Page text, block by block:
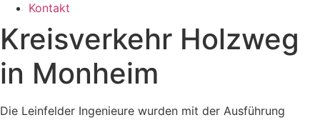
Kontakt
Kreisverkehr Holzweg
in Monheim
Die Leinfelder Ingenieure wurden mit der Ausführung